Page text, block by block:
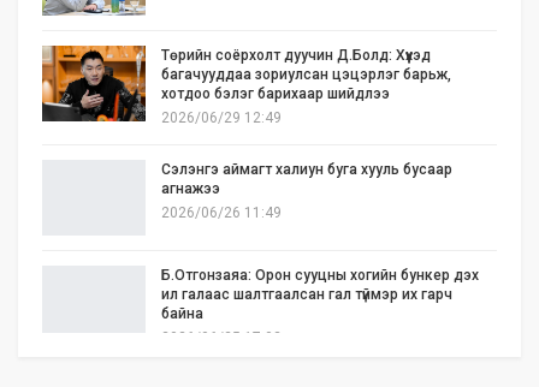
Төрийн соёрхолт дуучин Д.Болд: Хүүхэд
багачууддаа зориулсан цэцэрлэг барьж,
хотдоо бэлэг барихаар шийдлээ
2026/06/29 12:49
Сэлэнгэ аймагт халиун буга хууль бусаар
агнажээ
2026/06/26 11:49
Б.Отгонзаяа: Орон сууцны хогийн бункер дэх
ил галаас шалтгаалсан гал түймэр их гарч
байна
2026/06/25 17:02